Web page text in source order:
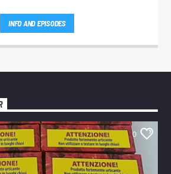
INFO AND EPISODES
0